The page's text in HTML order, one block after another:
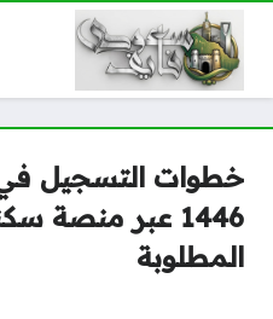
خطوات التسجيل
1446 عبر منصة
المطلوبة